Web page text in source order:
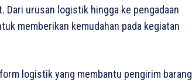
Dari urusan logistik hingga ke pengadaan
memberikan kemudahan pada kegiatan
logistik yang membantu pengirim barang